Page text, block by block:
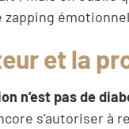
zapping
et la
n’est pas de
s’autoriser à